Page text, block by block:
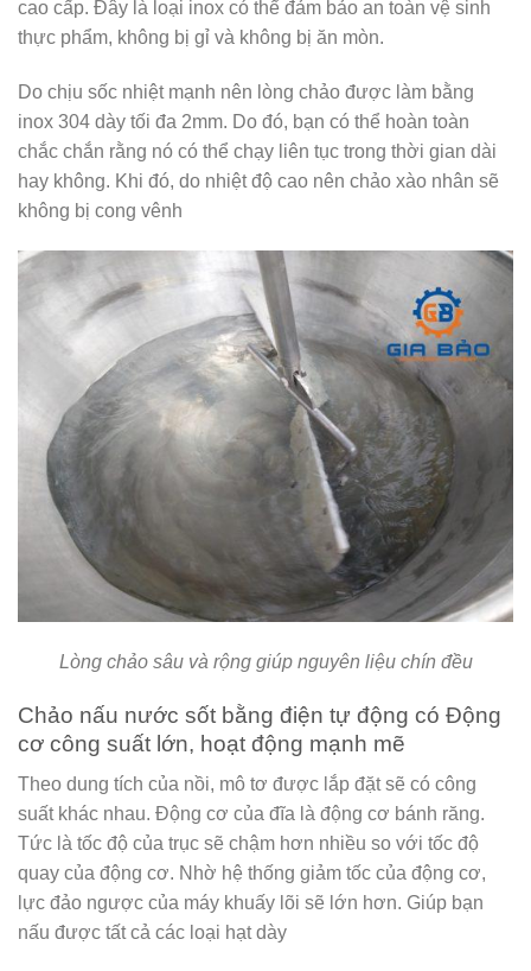
cao cấp. Đây là loại inox có thể đảm bảo an toàn vệ sinh
thực phẩm, không bị gỉ và không bị ăn mòn.
Do chịu sốc nhiệt mạnh nên lòng chảo được làm bằng
inox 304 dày tối đa 2mm. Do đó, bạn có thể hoàn toàn
chắc chắn rằng nó có thể chạy liên tục trong thời gian dài
hay không. Khi đó, do nhiệt độ cao nên chảo xào nhân sẽ
không bị cong vênh
Lòng chảo sâu và rộng giúp nguyên liệu chín đều
Chảo nấu nước sốt bằng điện tự động có Động
cơ công suất lớn, hoạt động mạnh mẽ
Theo dung tích của nồi, mô tơ được lắp đặt sẽ có công
suất khác nhau. Động cơ của đĩa là động cơ bánh răng.
Tức là tốc độ của trục sẽ chậm hơn nhiều so với tốc độ
quay của động cơ. Nhờ hệ thống giảm tốc của động cơ,
lực đảo ngược của máy khuấy lõi sẽ lớn hơn. Giúp bạn
nấu được tất cả các loại hạt dày